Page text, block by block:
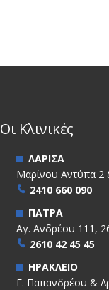
Οι Κλινικές
ΛΑΡΙΣΑ
Μαρίνου Αντύπα 2
2410 660 090
ΠΑΤΡΑ
Αγ. Ανδρέου 111,
2610 42 45 45
ΗΡΑΚΛΕΙΟ
Γ. Παπανδρέου &